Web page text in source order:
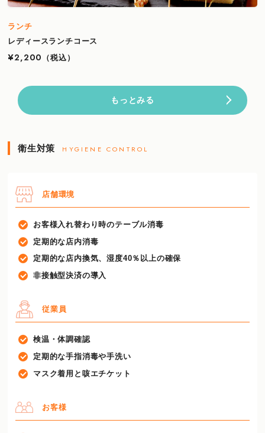
ランチ
レディースランチコース
¥2,200
（税込）
もっとみる
衛生対策 HYGIENE CONTROL
店舗環境
お客様入れ替わり時のテーブル消毒
定期的な店内消毒
定期的な店内換気、湿度40％以上の確保
非接触型決済の導入
従業員
検温・体調確認
定期的な手指消毒や手洗い
マスク着用と咳エチケット
お客様